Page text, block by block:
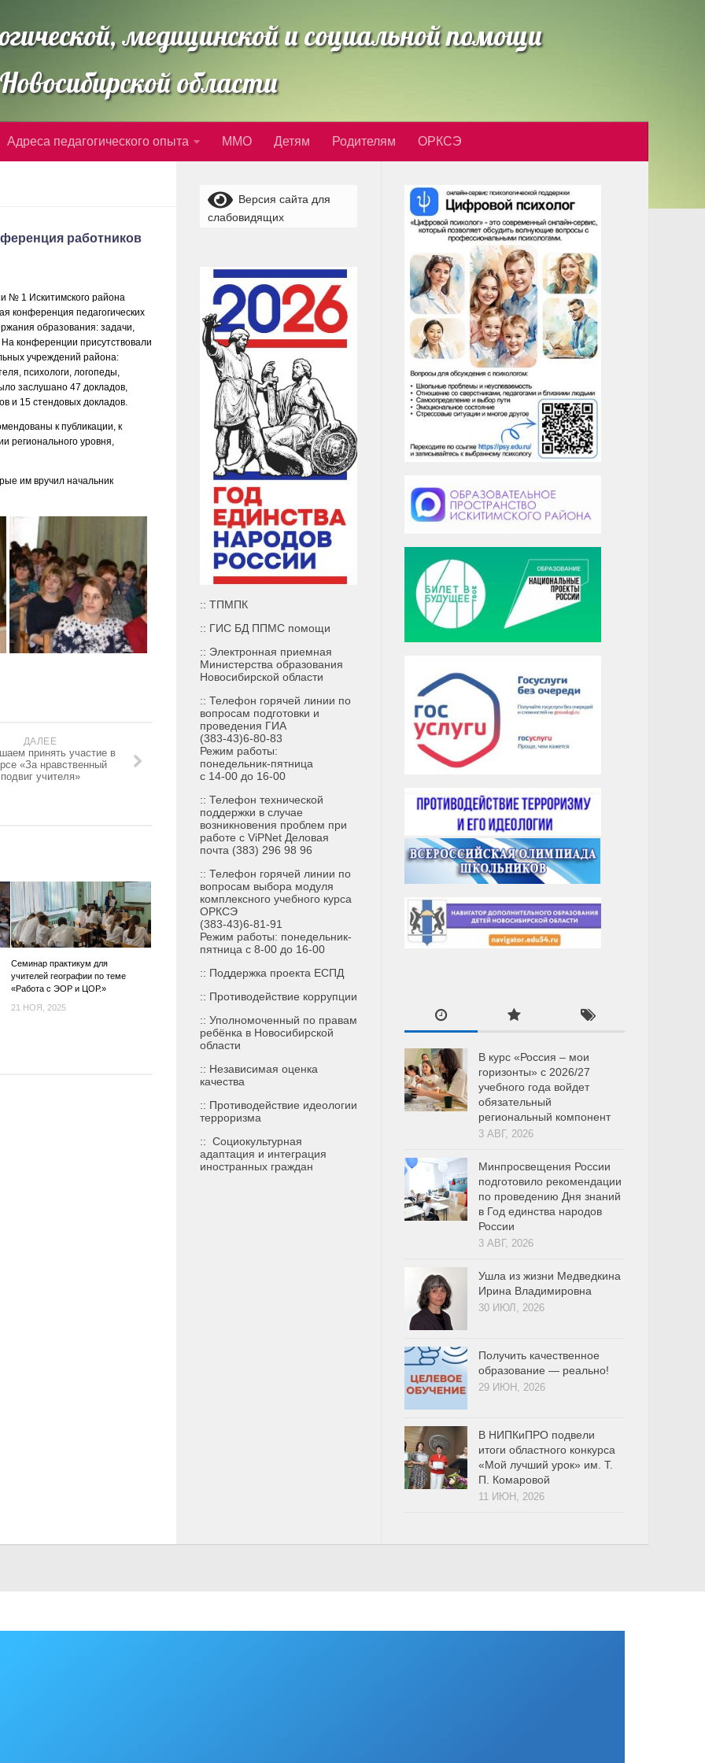
медицинской и социальной помощи
области
Адреса педагогического опыта ММО Детям Родителям ОРКСЭ
работников
№ 1 Искитимского района
конференция педагогических
образования: задачи,
конференции присутствовали
учреждений района:
психологи, логопеды,
заслушано 47 докладов,
и 15 стендовых докладов.
к публикации, к
регионального уровня,
им вручил начальник
ДАЛЕЕ
принять участие в
«За нравственный
подвиг учителя»
Семинар практикум для
учителей географии по теме
«Работа с ЭОР и ЦОР.»
21 НОЯ, 2025
В курс «Россия – мои
горизонты» с 2026/27
учебного года войдет
обязательный
региональный компонент
3 АВГ, 2026
Минпросвещения России
подготовило рекомендации
по проведению Дня знаний
в Год единства народов
России
3 АВГ, 2026
Ушла из жизни Медведкина
Ирина Владимировна
30 ИЮЛ, 2026
Получить качественное
образование — реально!
29 ИЮН, 2026
В НИПКиПРО подвели
итоги областного конкурса
«Мой лучший урок» им. Т.
П. Комаровой
11 ИЮН, 2026
Версия сайта для
слабовидящих
:: ТПМПК
:: ГИС БД ППМС помощи
:: Электронная приемная
Министерства образования
Новосибирской области
:: Телефон горячей линии по
вопросам подготовки и
проведения ГИА
(383-43)6-80-83
Режим работы:
понедельник-пятница
с 14-00 до 16-00
:: Телефон технической
поддержки в случае
возникновения проблем при
работе с ViPNet Деловая
почта (383) 296 98 96
:: Телефон горячей линии по
вопросам выбора модуля
комплексного учебного курса
ОРКСЭ
(383-43)6-81-91
Режим работы: понедельник-
пятница с 8-00 до 16-00
:: Поддержка проекта ЕСПД
:: Противодействие коррупции
:: Уполномоченный по правам
ребёнка в Новосибирской
области
:: Независимая оценка
качества
:: Противодействие идеологии
терроризма
:: Социокультурная
адаптация и интеграция
иностранных граждан